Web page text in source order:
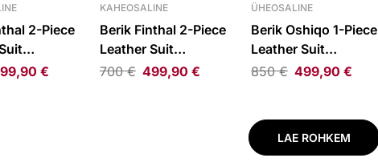
2-Piece
Blue
€
KAHEOSALINE
Berik Finthal 2-Piece
Leather Suit
Black/White
700€ 499,90 €
ÜHEOSALINE
Berik Oshiqo 1-Piece
Leather Suit
Black/Orange
850€ 499,90 €
LAE ROHKEM